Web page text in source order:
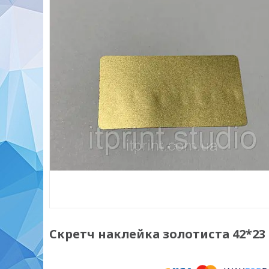
Скретч наклейка золотиста